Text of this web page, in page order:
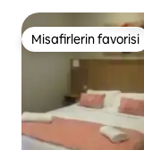
Misafirlerin favorisi
Misafirlerin favorisi